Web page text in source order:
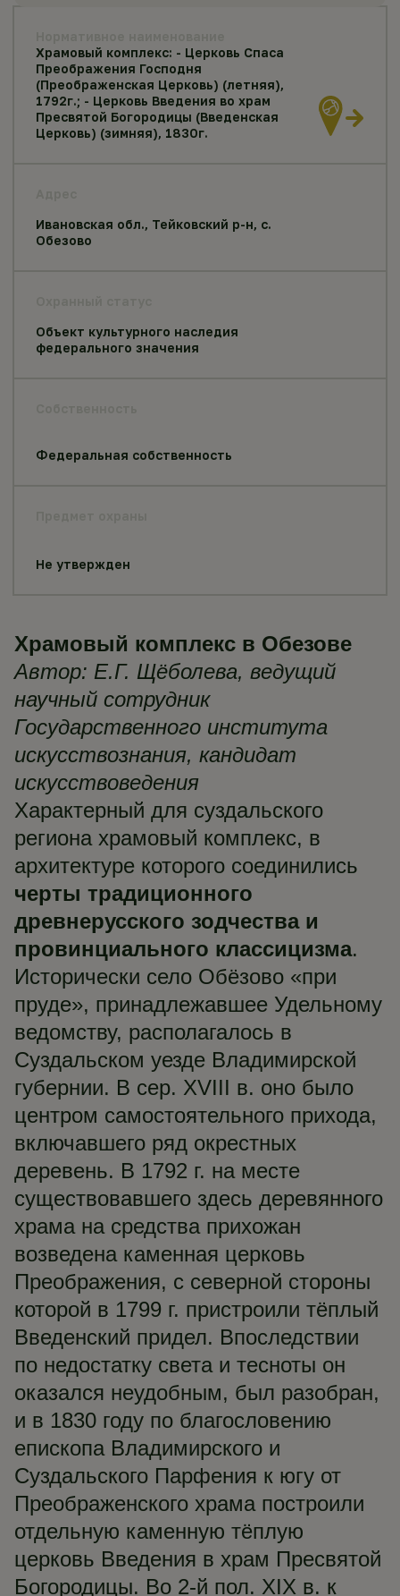
Храмовый комплекс: - Церковь Спаса
Преображения Господня
(Преображенская Церковь) (летняя),
1792г.; - Церковь Введения во храм
Пресвятой Богородицы (Введенская
Церковь) (зимняя), 1830г.
Ивановская обл., Тейковский р-н, с.
Обезово
Объект культурного наследия
федерального значения
Федеральная собственность
Не утвержден
Храмовый комплекс в Обезове
Автор: Е.Г. Щёболева, ведущий
научный сотрудник
Государственного института
искусствознания, кандидат
искусствоведения
Характерный для суздальского
региона храмовый комплекс, в
архитектуре которого соединились
черты традиционного
древнерусского зодчества и
провинциального классицизма.
Исторически село Обёзово «при
пруде», принадлежавшее Удельному
ведомству, располагалось в
Суздальском уезде Владимирской
губернии. В сер. XVIII в. оно было
центром самостоятельного прихода,
включавшего ряд окрестных
деревень. В 1792 г. на месте
существовавшего здесь деревянного
храма на средства прихожан
возведена каменная церковь
Преображения, с северной стороны
которой в 1799 г. пристроили тёплый
Введенский придел. Впоследствии
по недостатку света и тесноты он
оказался неудобным, был разобран,
и в 1830 году по благословению
епископа Владимирского и
Суздальского Парфения к югу от
Преображенского храма построили
отдельную каменную тёплую
церковь Введения в храм Пресвятой
Богородицы. Во 2-й пол. XIX в. к